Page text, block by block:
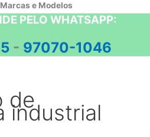
e Modelos
PELO WHATSAPP:
- 97070-1046
de
industrial